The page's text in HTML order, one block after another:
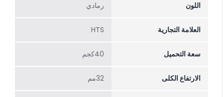
اللون رمادي
العلامة التجارية HTS
سعة التحميل 40كجم
الارتفاع الکلی 32مم